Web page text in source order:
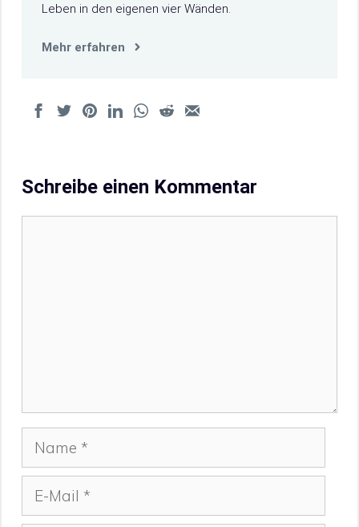
Leben in den eigenen vier Wänden.
Mehr erfahren
Schreibe einen Kommentar